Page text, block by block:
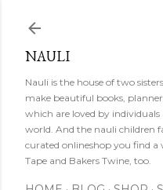
NAULI
Nauli is the house of two
make beautiful books,
which are loved by
world. And the nauli children
curated onlineshop you find a
Tape and Bakers Twine, too.